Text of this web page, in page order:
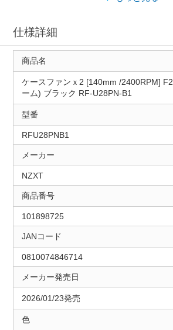
仕様詳細
商品名
ケースファンｘ2 [140mm /2400RPM]
ーム) ブラック RF-U28PN-B1
型番
RFU28PNB1
メーカー
NZXT
商品番号
101898725
JANコード
0810074846714
メーカー発売日
2026/01/23発売
色